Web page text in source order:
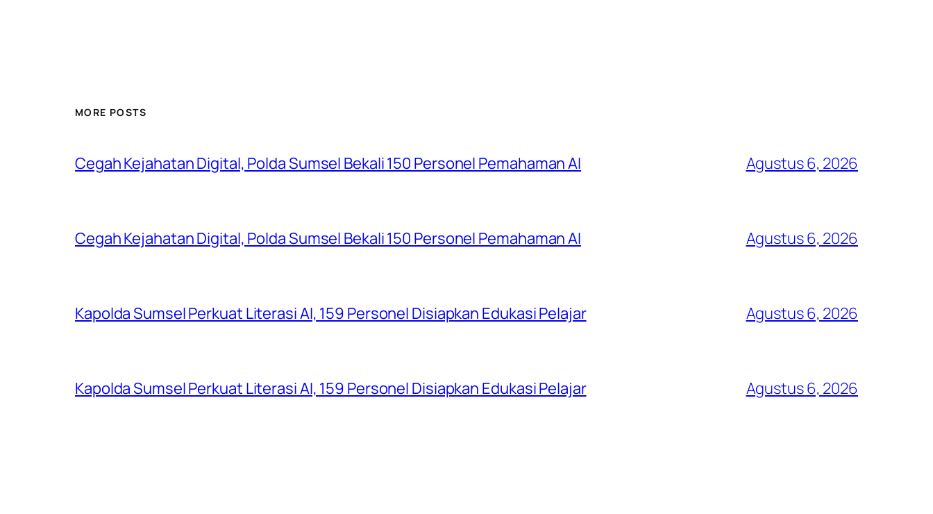
MORE POSTS
Cegah Kejahatan Digital, Polda Sumsel Bekali 150 Personel Pemahaman AI Agustus 6, 2026
Cegah Kejahatan Digital, Polda Sumsel Bekali 150 Personel Pemahaman AI Agustus 6, 2026
Kapolda Sumsel Perkuat Literasi AI, 159 Personel Disiapkan Edukasi Pelajar Agustus 6, 2026
Kapolda Sumsel Perkuat Literasi AI, 159 Personel Disiapkan Edukasi Pelajar Agustus 6, 2026